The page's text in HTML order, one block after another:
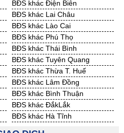
Cần Thuê Tây Ninh
Cần Thuê Trà Vinh
Cần Thuê Hải Dương
Cần Thuê Quảng Ninh
BĐS khác Điện Biên
BĐS khác Lai Châu
BĐS khác Lào Cai
BĐS khác Phú Thọ
BĐS khác Thái Bình
BĐS khác Tuyên Quang
BĐS khác Thừa T. Huế
BĐS khác Lâm Đồng
BĐS khác Bình Thuận
BĐS khác ĐắkLắk
BĐS khác Hà Tĩnh